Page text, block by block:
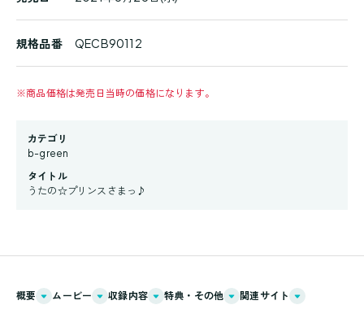
規格品番 QECB90112
※商品価格は発売日当時の価格になります。
カテゴリ
b-green
タイトル
うたの☆プリンスさまっ♪
概要 ムービー 収録内容 特典・その他 関連サイト